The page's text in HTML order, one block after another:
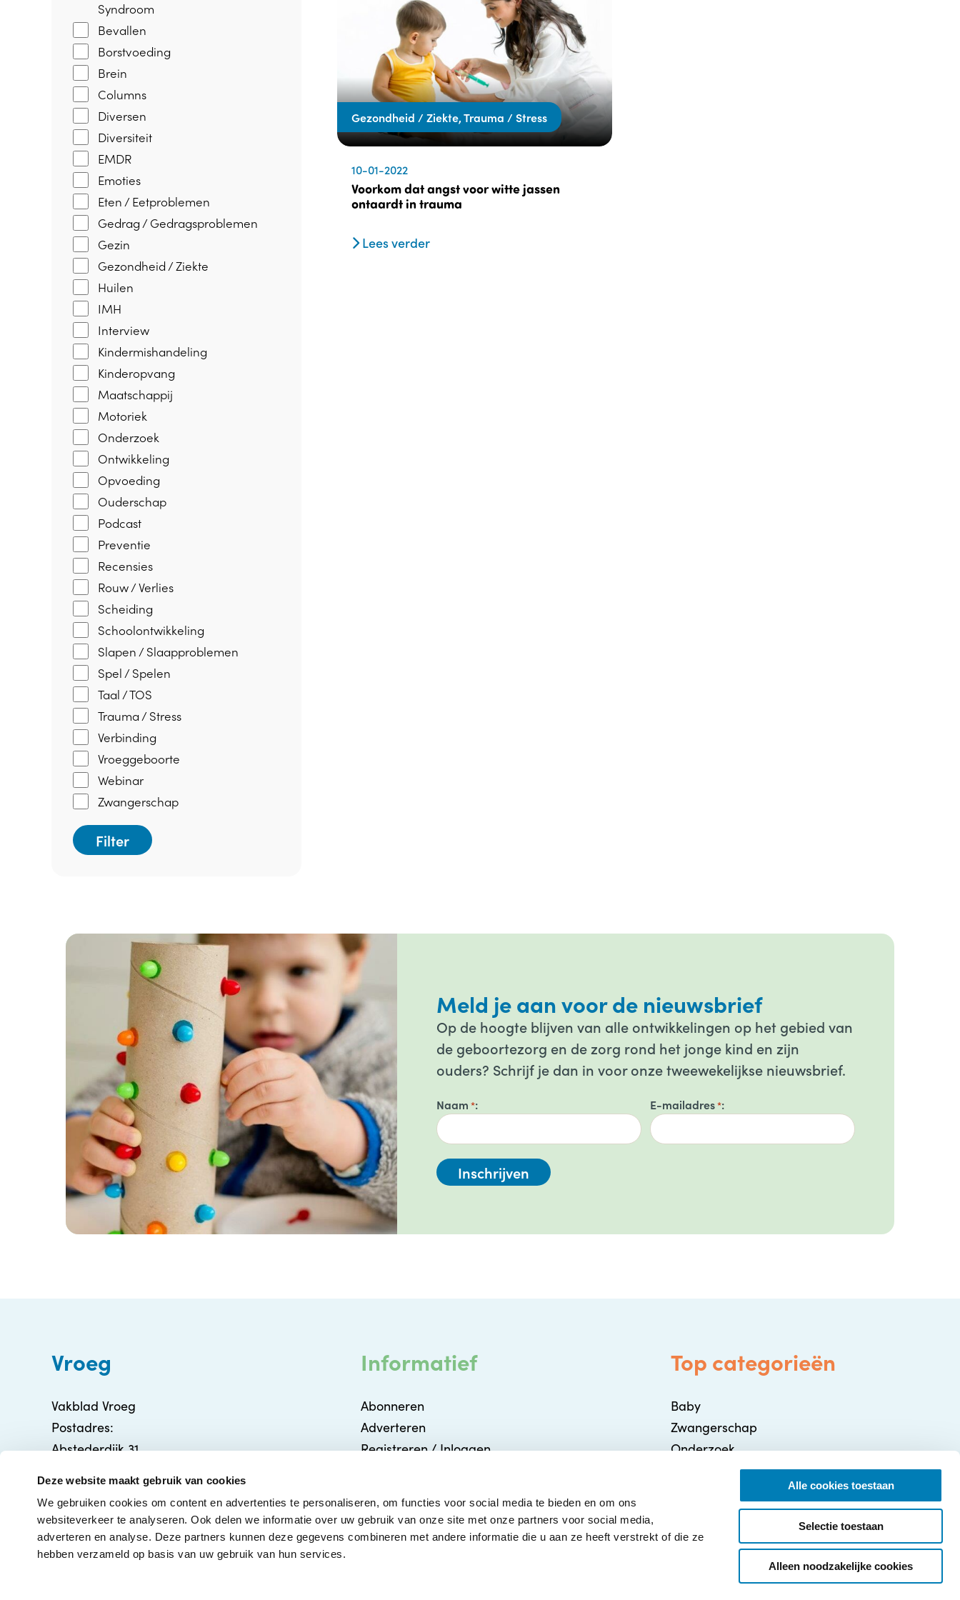
Deze website maakt gebruik van cookies
We gebruiken cookies om content en advertenties te personaliseren, om functies voor social media te bieden en om ons
websiteverkeer te analyseren. Ook delen we informatie over uw gebruik van onze site met onze partners voor social media,
adverteren en analyse. Deze partners kunnen deze gegevens combineren met andere informatie die u aan ze heeft verstrekt of die ze
hebben verzameld op basis van uw gebruik van hun services.
Alle cookies toestaan
Selectie toestaan
Alleen noodzakelijke cookies
Syndroom
Bevallen
Borstvoeding
Brein
Columns
Diversen
Diversiteit
EMDR
Emoties
Eten / Eetproblemen
Gedrag / Gedragsproblemen
Gezin
Gezondheid / Ziekte
Huilen
IMH
Interview
Kindermishandeling
Kinderopvang
Maatschappij
Motoriek
Onderzoek
Ontwikkeling
Opvoeding
Ouderschap
Podcast
Preventie
Recensies
Rouw / Verlies
Scheiding
Schoolontwikkeling
Slapen / Slaapproblemen
Spel / Spelen
Taal / TOS
Trauma / Stress
Verbinding
Vroeggeboorte
Webinar
Zwangerschap
Gezondheid / Ziekte, Trauma / Stress
10-01-2022
Voorkom dat angst voor witte jassen
ontaardt in trauma
Lees verder
Meld je aan voor de nieuwsbrief
Op de hoogte blijven van alle ontwikkelingen op het gebied van
de geboortezorg en de zorg rond het jonge kind en zijn
ouders? Schrijf je dan in voor onze tweewekelijkse nieuwsbrief.
Naam * E-mailadres*
Vroeg
Vakblad Vroeg
Postadres:
Abstederdijk 31
info@vakbladvroeg.nl
KVK: 71316426
Informatief
Abonneren
Adverteren
Registreren / Inloggen
Contact
Top categorieën
Baby
Zwangerschap
Onderzoek
Gezondheid / Ziekte
Ouderschap